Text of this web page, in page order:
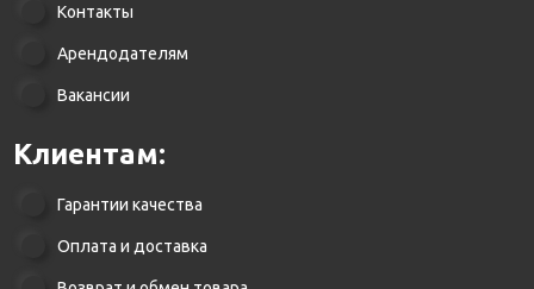
Контакты
Арендодателям
Вакансии
Клиентам:
Гарантии качества
Оплата и доставка